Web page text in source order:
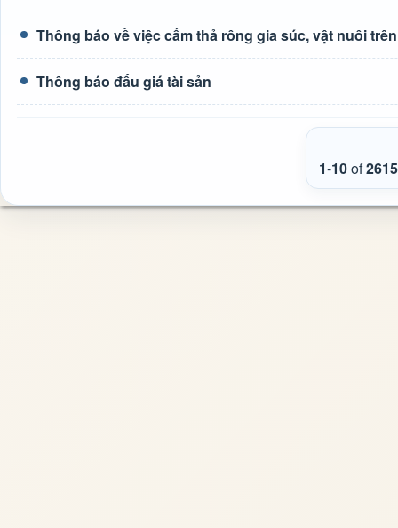
Thông báo về việc cấm thả rông gia súc, vật nuôi
Thông báo đấu giá tài sản
1-10of2615